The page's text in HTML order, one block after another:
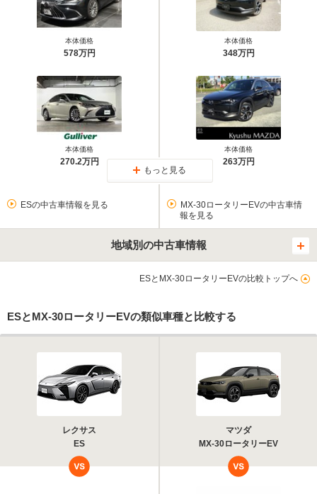
本体価格
578万円
本体価格
270.2万円
本体価格
348万円
本体価格
263万円
もっと見る
ESの中古車情報を見る
MX-30ロータリーEVの中古車情
報を見る
地域別の中古車情報
ESとMX-30ロータリーEVの比較トップへ
ESとMX-30ロータリーEVの類似車種と比較する
レクサス
ES
マツダ
MX-30ロータリーEV